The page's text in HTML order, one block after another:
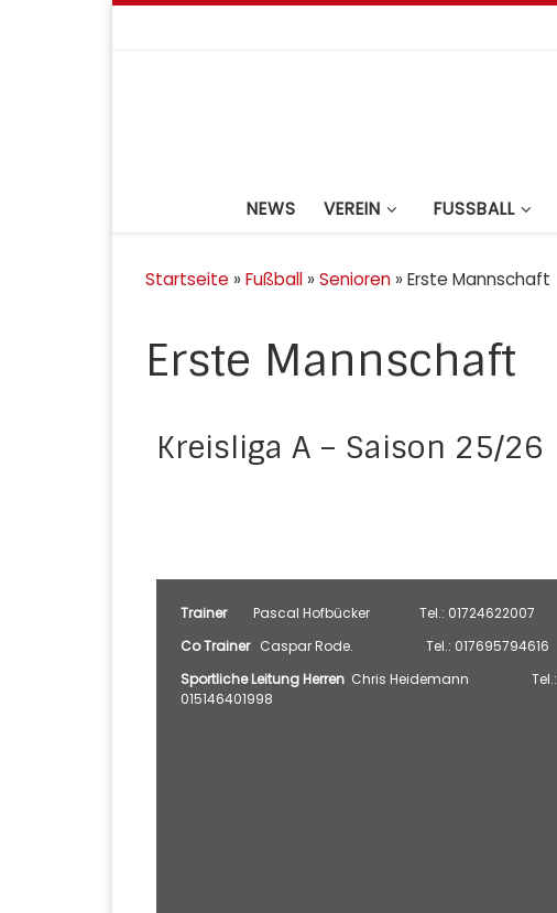
NEWS VEREIN FUSSBALL
Startseite » Fußball » Senioren » Erste Mannschaft
Erste Mannschaft
Kreisliga A – Saison 25/26
Trainer Pascal Hofbücker Tel.: 01724622007
Co Trainer Caspar Rode. Tel.: 017695794616
Sportliche Leitung Herren Chris Heidemann Tel.:
015146401998